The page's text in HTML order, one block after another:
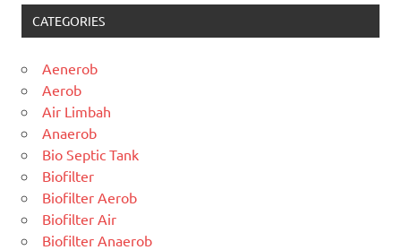
CATEGORIES
Aenerob
Aerob
Air Limbah
Anaerob
Bio Septic Tank
Biofilter
Biofilter Aerob
Biofilter Air
Biofilter Anaerob